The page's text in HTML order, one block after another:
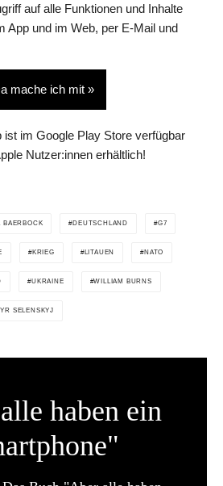
auf alle Funktionen und Inhalte
App und im Web, per E-Mail und
mache ich mit »
im Google Play Store verfügbar
Nutzer:innen erhältlich!
BAERBOCK DEUTSCHLAND G7
KRIEG LITAUEN NATO
UKRAINE WILLIAM BURNS
SELENSKYJ
haben ein